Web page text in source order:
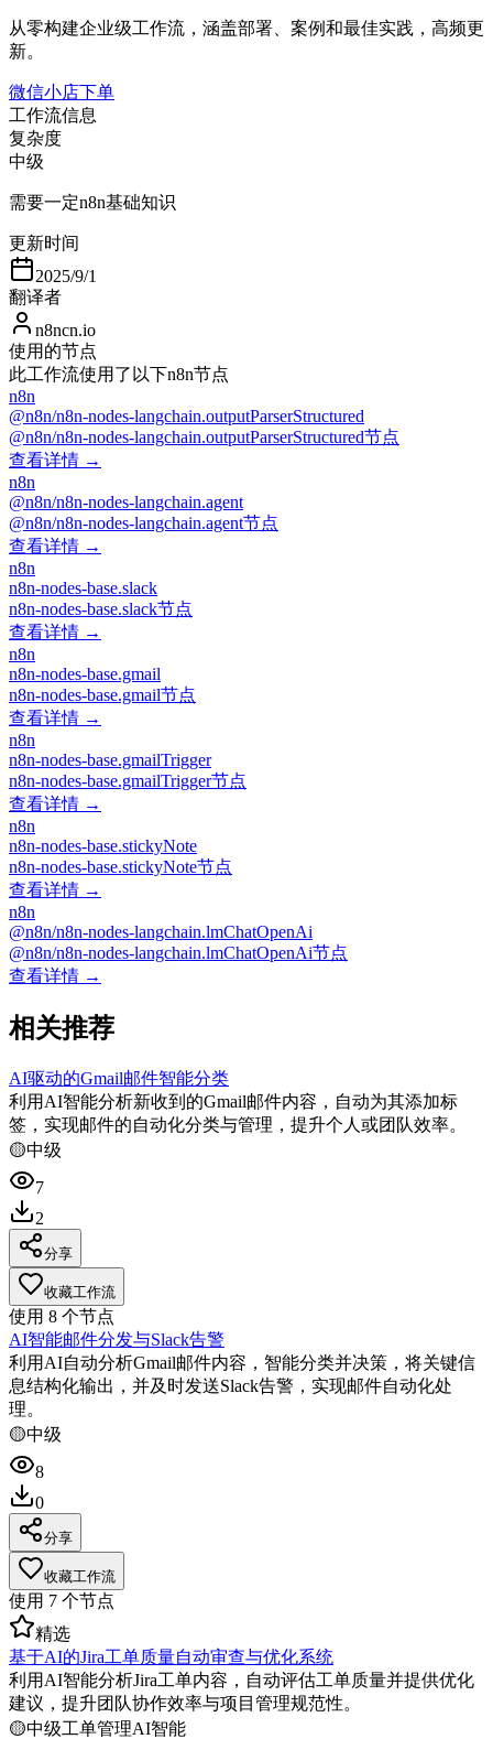
从零构建企业级工作流，涵盖部署、案例和最佳实践，高频更
新。
微信小店下单
工作流信息
复杂度
中级
需要一定n8n基础知识
更新时间
2025/9/1
翻译者
n8ncn.io
使用的节点
此工作流使用了以下n8n节点
n8n
@n8n/n8n-nodes-langchain.outputParserStructured
@n8n/n8n-nodes-langchain.outputParserStructured节点
查看详情 →
n8n
@n8n/n8n-nodes-langchain.agent
@n8n/n8n-nodes-langchain.agent节点
查看详情 →
n8n
n8n-nodes-base.slack
n8n-nodes-base.slack节点
查看详情 →
n8n
n8n-nodes-base.gmail
n8n-nodes-base.gmail节点
查看详情 →
n8n
n8n-nodes-base.gmailTrigger
n8n-nodes-base.gmailTrigger节点
查看详情 →
n8n
n8n-nodes-base.stickyNote
n8n-nodes-base.stickyNote节点
查看详情 →
n8n
@n8n/n8n-nodes-langchain.lmChatOpenAi
@n8n/n8n-nodes-langchain.lmChatOpenAi节点
查看详情 →
相关推荐
AI驱动的Gmail邮件智能分类
利用AI智能分析新收到的Gmail邮件内容，自动为其添加标
签，实现邮件的自动化分类与管理，提升个人或团队效率。
🟡中级
7
2
分享
收藏工作流
使用 8 个节点
AI智能邮件分发与Slack告警
利用AI自动分析Gmail邮件内容，智能分类并决策，将关键信
息结构化输出，并及时发送Slack告警，实现邮件自动化处
理。
🟡中级
8
0
分享
收藏工作流
使用 7 个节点
精选
基于AI的Jira工单质量自动审查与优化系统
利用AI智能分析Jira工单内容，自动评估工单质量并提供优化
建议，提升团队协作效率与项目管理规范性。
🟡中级工单管理AI智能